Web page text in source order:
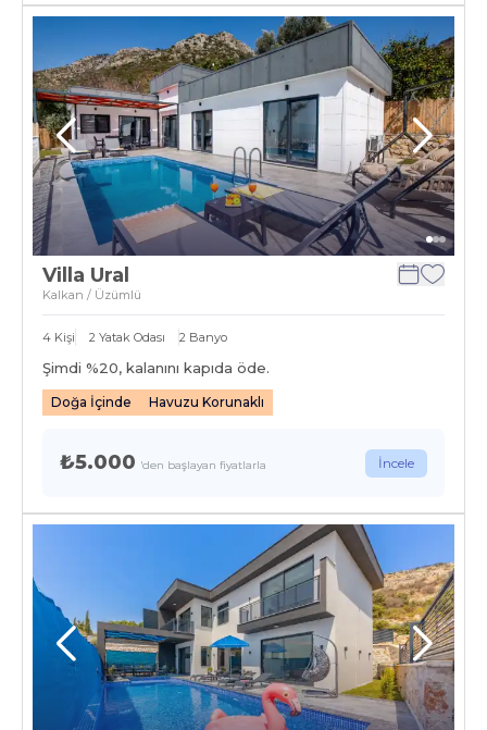
Villa Ural
Kalkan / Üzümlü
4 Kişi 2 Yatak Odası 2 Banyo
Şimdi %20, kalanını kapıda öde.
Doğa İçinde Havuzu Korunaklı
₺5.000 'den başlayan fiyatlarla İncele